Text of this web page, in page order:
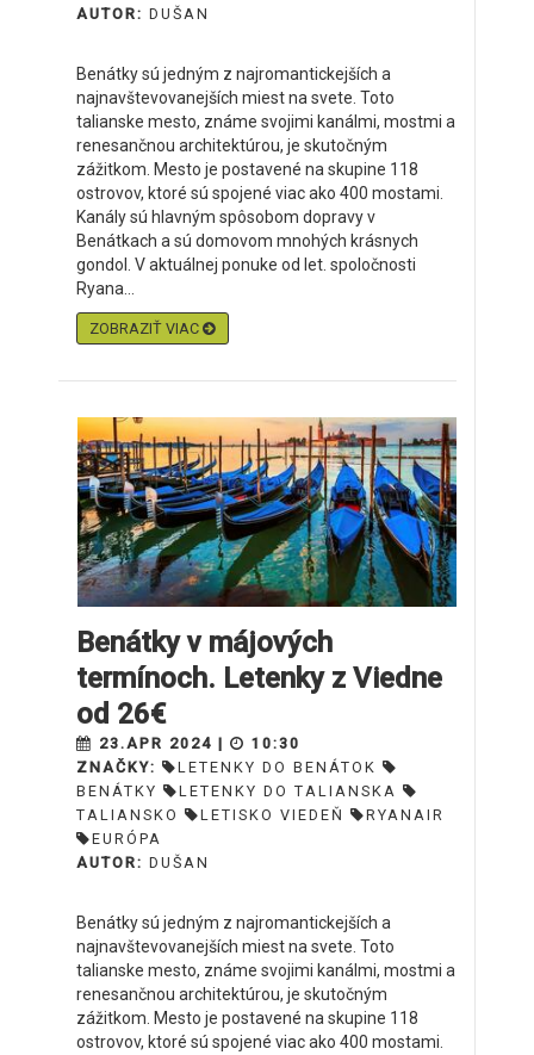
AUTOR: DUŠAN
Benátky sú jedným z najromantickejších a
najnavštevovanejších miest na svete. Toto
talianske mesto, známe svojimi kanálmi, mostmi a
renesančnou architektúrou, je skutočným
zážitkom. Mesto je postavené na skupine 118
ostrovov, ktoré sú spojené viac ako 400 mostami.
Kanály sú hlavným spôsobom dopravy v
Benátkach a sú domovom mnohých krásnych
gondol. V aktuálnej ponuke od let. spoločnosti
Ryana...
ZOBRAZIŤ VIAC
Benátky v májových
termínoch. Letenky z Viedne
od 26€
23.APR 2024 |
10:30
ZNAČKY:
LETENKY DO BENÁTOK
BENÁTKY
LETENKY DO TALIANSKA
TALIANSKO
LETISKO VIEDEŇ
RYANAIR
EURÓPA
AUTOR: DUŠAN
Benátky sú jedným z najromantickejších a
najnavštevovanejších miest na svete. Toto
talianske mesto, známe svojimi kanálmi, mostmi a
renesančnou architektúrou, je skutočným
zážitkom. Mesto je postavené na skupine 118
ostrovov, ktoré sú spojené viac ako 400 mostami.